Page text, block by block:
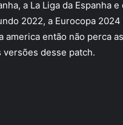
a La Liga da Espanha
2022, a Eurocopa
america então não perca
versões desse patch.